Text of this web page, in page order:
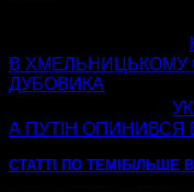
В ХМЕЛЬНИЦЬКОМУ
ДУБОВИКА
А ПУТІН ОПИНИВСЯ
СТАТТІ ПО ТЕМІ БІЛЬШЕ